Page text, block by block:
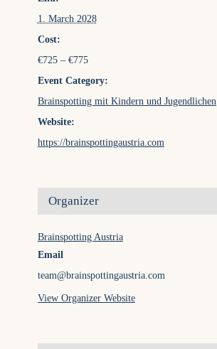
1. March 2028
Cost:
€725 – €775
Event Category:
Brainspotting mit Kindern und Jugendlichen
Website:
https://brainspottingaustria.com
Organizer
Brainspotting Austria
Email
team@brainspottingaustria.com
View Organizer Website